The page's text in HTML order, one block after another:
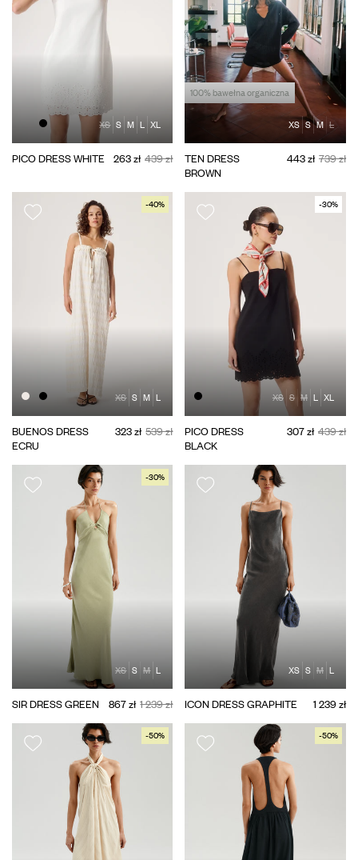
XS S M L XL
PICO DRESS WHITE 263 zł 439 zł
XS S M L
100% bawełna organiczna
TEN DRESS
BROWN
443 zł 739 zł
XS S M L
-40%
BUENOS DRESS
ECRU
323 zł 539 zł
XS S M L XL
-30%
PICO DRESS
BLACK
307 zł 439 zł
XS S M L
-30%
SIR DRESS GREEN 867 zł 1 239 zł
XS S M L
ICON DRESS GRAPHITE 1 239 zł
-50% -50%